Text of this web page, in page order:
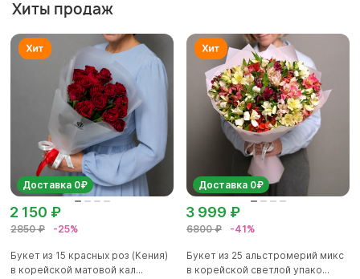
Хиты продаж
Доставка 0₽
2850 ₽ -25%
2 150 ₽
Букет из 15 красных роз (Кения)
в корейской матовой кал...
Доставка 0₽
6800 ₽ -41%
3 999 ₽
Букет из 25 альстромерий микс
в корейской светлой упако...